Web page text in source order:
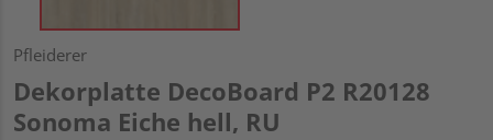
Pfleiderer
Dekorplatte DecoBoard P2 R20128
Sonoma Eiche hell, RU